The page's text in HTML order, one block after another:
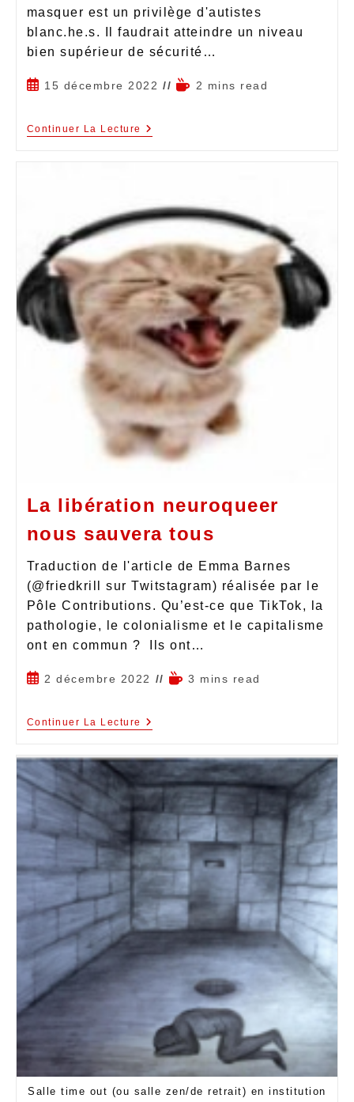
masquer est un privilège d'autistes
blanc.he.s. Il faudrait atteindre un niveau
bien supérieur de sécurité…
15 décembre 2022 2 mins read
Continuer La Lecture
La libération neuroqueer
nous sauvera tous
Traduction de l'article de Emma Barnes
(@friedkrill sur Twitstagram) réalisée par le
Pôle Contributions. Qu’est-ce que TikTok, la
pathologie, le colonialisme et le capitalisme
ont en commun ? Ils ont…
2 décembre 2022 3 mins read
Continuer La Lecture
Salle time out (ou salle zen/de retrait) en institution